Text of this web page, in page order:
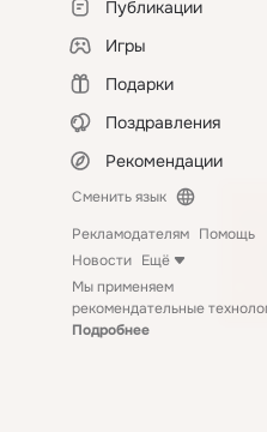
Публикации
Игры
Подарки
Поздравления
Рекомендации
Сменить язык
Рекламодателям Помощь
Новости Ещё
Мы применяем
рекомендательные
Подробнее